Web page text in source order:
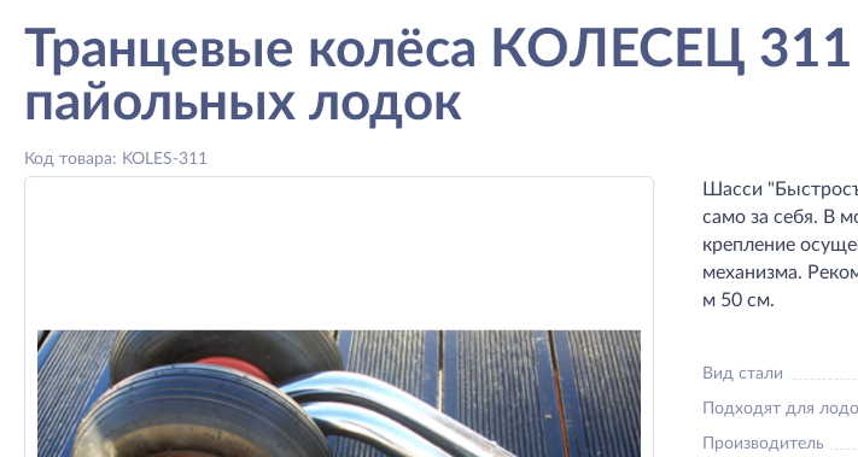
Транцевые колёса КОЛЕСЕЦ
пайольных лодок
Код товара: KOLES-311
Шасси
само за себя. В
крепление
механизма.
м 50 см.
Вид стали
Подходят для
Производитель